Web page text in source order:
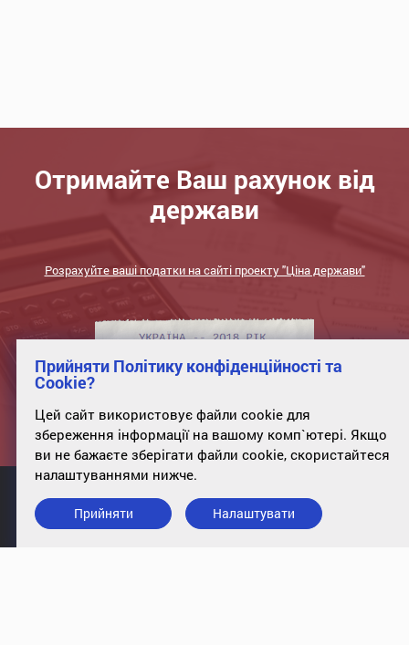
Отримайте Ваш рахунок від
держави
Розрахуйте ваші податки на сайті проекту "Ціна держави"
Прийняти Політику конфіденційності та
Cookie?
Цей сайт використовує файли cookie для
збереження інформації на вашому комп`ютері. Якщо
ви не бажаєте зберігати файли cookie, скористайтеся
налаштуваннями нижче.
Прийняти Налаштувати